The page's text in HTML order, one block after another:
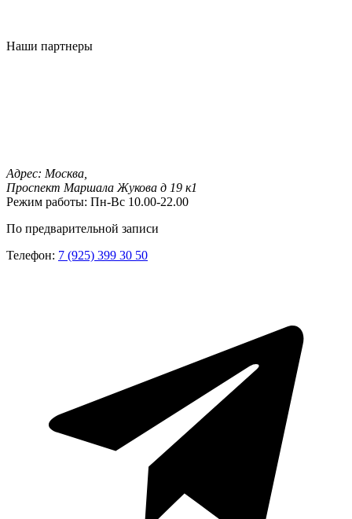
Наши партнеры
Адрес: Москва,
Проспект Маршала Жукова д 19 к1
Режим работы: Пн-Вс 10.00-22.00
По предварительной записи
Телефон: 7 (925) 399 30 50